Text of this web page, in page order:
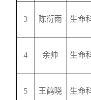
3 陈衍雨 生命
4 余帅 生命
5 王鹤晓 生命